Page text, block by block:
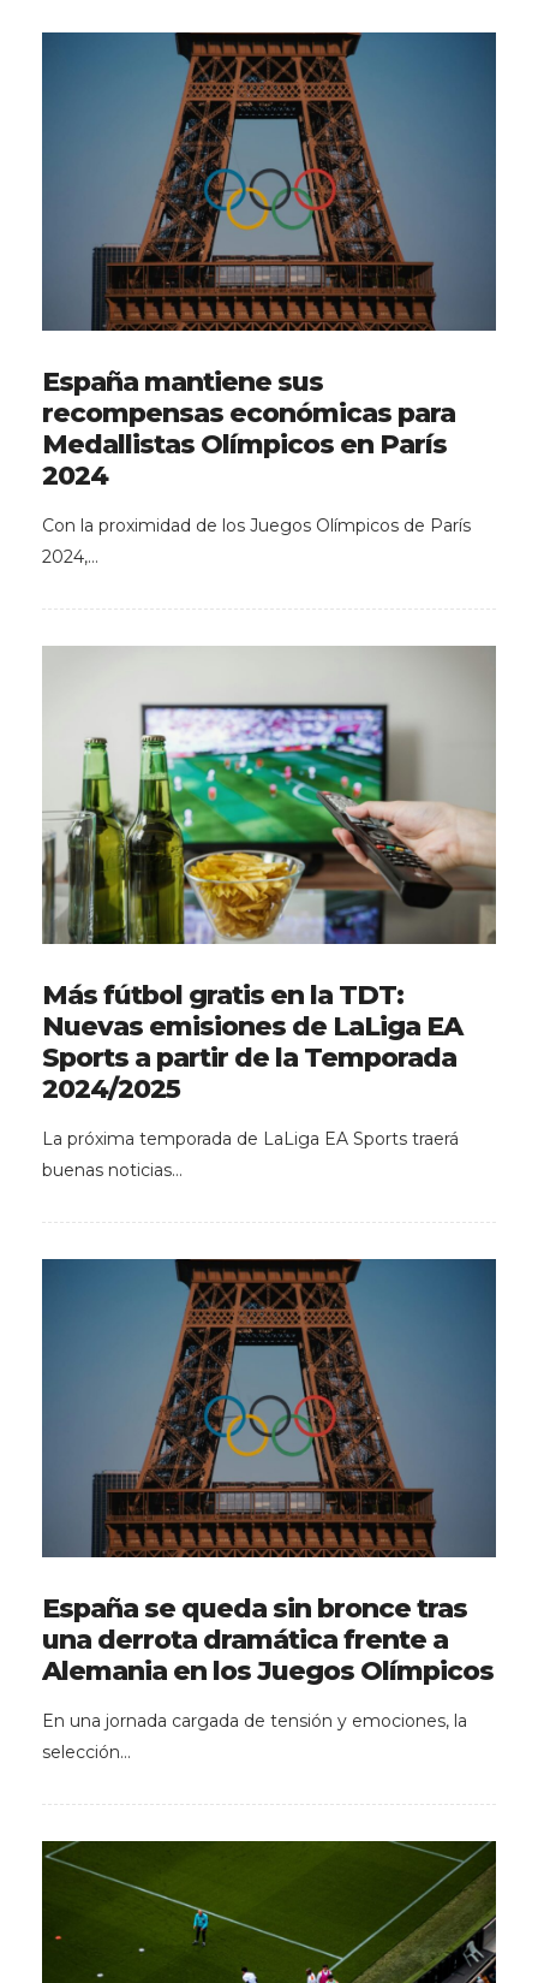
España mantiene sus
recompensas económicas para
Medallistas Olímpicos en París
2024
Con la proximidad de los Juegos Olímpicos de París
2024,…
Más fútbol gratis en la TDT:
Nuevas emisiones de LaLiga EA
Sports a partir de la Temporada
2024/2025
La próxima temporada de LaLiga EA Sports traerá
buenas noticias…
España se queda sin bronce tras
una derrota dramática frente a
Alemania en los Juegos Olímpicos
En una jornada cargada de tensión y emociones, la
selección…